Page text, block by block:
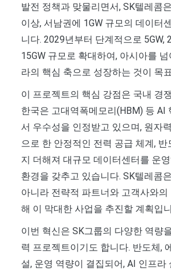
발전 정책과 맞물리면서, SK텔레콤
이상, 서남권에 1GW 규모의 데이터
니다. 2029년부터 단계적으로 5GW,
15GW 규모로 확대하여, 아시아를
라의 핵심 축으로 성장하는 것이 목
이 프로젝트의 핵심 강점은 국내 경
한국은 고대역폭메모리(HBM) 등 AI
서 우수성을 인정받고 있으며, 원자
으로 한 안정적인 전력 공급 체계,
지 더해져 대규모 데이터센터를 운
환경을 갖추고 있습니다. SK텔레콤
아니라 전략적 파트너와 고객사와
해 이 막대한 사업을 추진할 계획입
이번 혁신은 SK그룹의 다양한 역량
력 프로젝트이기도 합니다. 반도체,
설, 운영 역량이 결집되어, AI 인프라